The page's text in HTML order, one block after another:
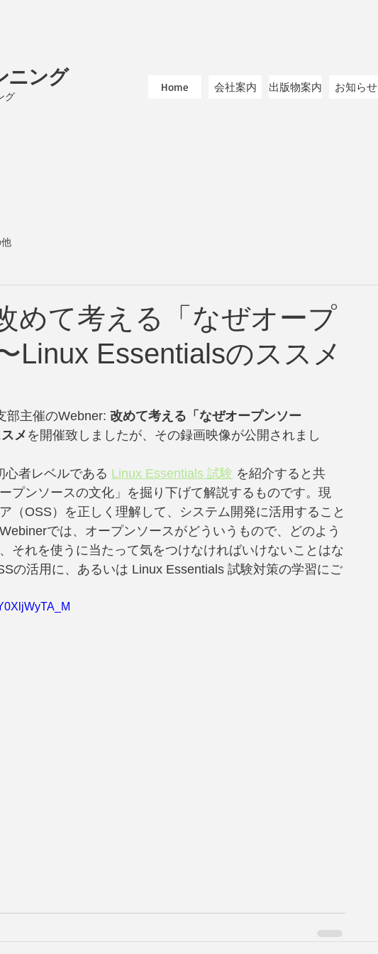
ニング
グ
Home 会社案内 出版物案内 お知らせ
めて考える「なぜオープ
Linux Essentialsのススメ
部主催のWebner: 改めて考える「なぜオープンソー
メ を開催致しましたが、その録画映像が公開されまし
心者レベルである Linux Essentials 試験 を紹介すると共
プンソースの文化」を掘り下げて解説するものです。現
（OSS）を正しく理解して、システム開発に活用すること
では、オープンソースがどういうもので、どのよう
それを使うに当たって気をつけなければいけないことはな
の活用に、あるいは Linux Essentials 試験対策の学習にご